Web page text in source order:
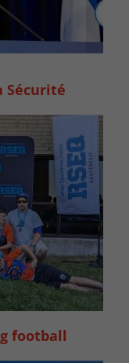
Sécurité
football